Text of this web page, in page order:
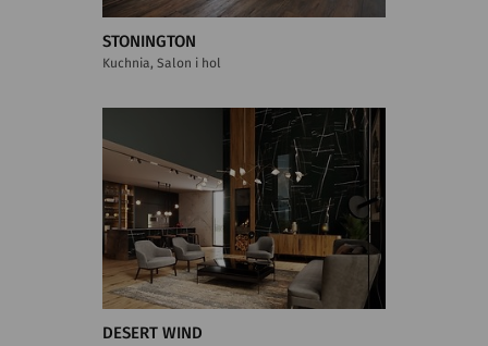
STONINGTON
Kuchnia, Salon i hol
DESERT WIND